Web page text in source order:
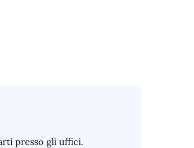
presso gli uffici.